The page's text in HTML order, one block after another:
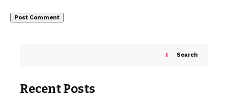
Search
Recent Posts